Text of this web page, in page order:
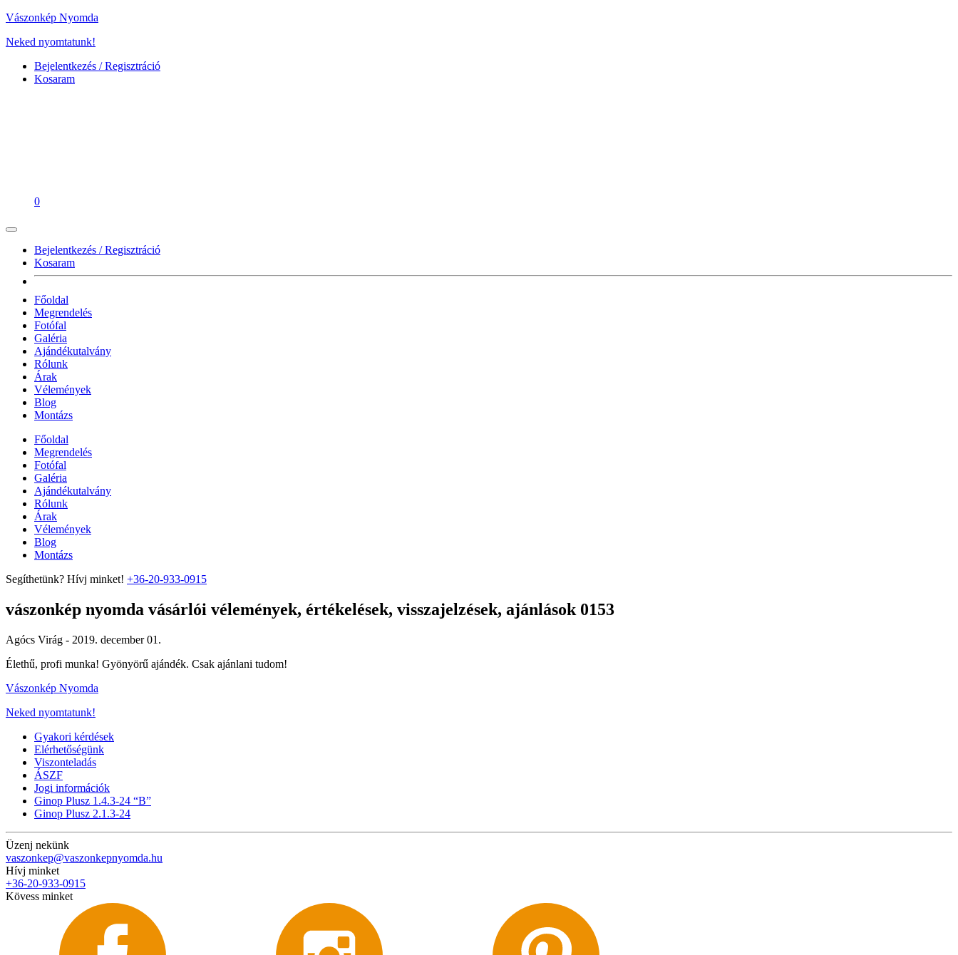
Vászonkép Nyomda
Neked nyomtatunk!
Bejelentkezés / Regisztráció
Kosaram
0
Bejelentkezés / Regisztráció
Kosaram
Főoldal
Megrendelés
Fotófal
Galéria
Ajándékutalvány
Rólunk
Árak
Vélemények
Blog
Montázs
Főoldal
Megrendelés
Fotófal
Galéria
Ajándékutalvány
Rólunk
Árak
Vélemények
Blog
Montázs
Segíthetünk? Hívj minket! +36-20-933-0915
vászonkép nyomda vásárlói vélemények, értékelések, visszajelzések, ajánlások 0153
Agócs Virág - 2019. december 01.
Élethű, profi munka! Gyönyörű ajándék. Csak ajánlani tudom!
Vászonkép Nyomda
Neked nyomtatunk!
Gyakori kérdések
Elérhetőségünk
Viszonteladás
ÁSZF
Jogi információk
Ginop Plusz 1.4.3-24 “B”
Ginop Plusz 2.1.3-24
Üzenj nekünk
vaszonkep@vaszonkepnyomda.hu
Hívj minket
+36-20-933-0915
Kövess minket